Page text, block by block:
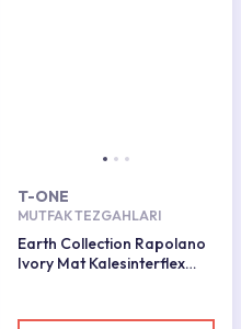
T-ONE
MUTFAK TEZGAHLARI
Earth Collection Rapolano
Ivory Mat Kalesinterflex